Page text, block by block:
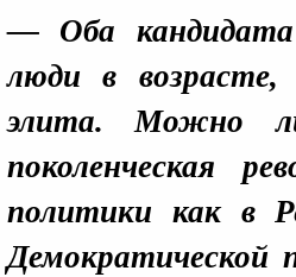
— Оба
люди в
элита. Можно
поколенческая
политики как в
Демократической